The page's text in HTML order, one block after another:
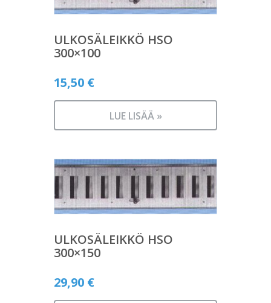
ULKOSÄLEIKKÖ HSO
300×100
15,50 €
LUE LISÄÄ »
ULKOSÄLEIKKÖ HSO
300×150
29,90 €